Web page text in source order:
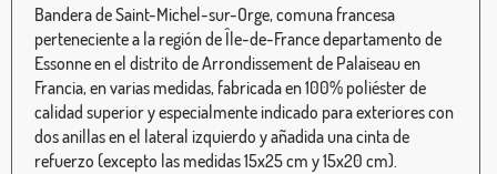
Bandera de Saint-Michel-sur-Orge, comuna francesa
perteneciente a la región de Île-de-France departamento de
Essonne en el distrito de Arrondissement de Palaiseau en
Francia, en varias medidas, fabricada en 100% poliéster de
calidad superior y especialmente indicado para exteriores con
dos anillas en el lateral izquierdo y añadida una cinta de
refuerzo (excepto las medidas 15x25 cm y 15x20 cm).